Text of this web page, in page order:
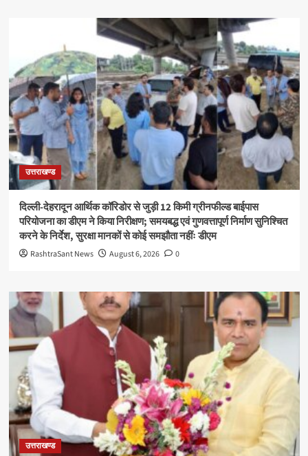
उत्तराखण्ड
दिल्ली-देहरादून आर्थिक कॉरिडोर से जुड़ी 12 किमी ग्रीनफील्ड बाईपास
परियोजना का डीएम ने किया निरीक्षण; समयबद्ध एवं गुणवत्तापूर्ण निर्माण सुनिश्चित
करने के निर्देश, सुरक्षा मानकों से कोई समझौता नहींः डीएम
RashtraSant News August 6, 2026 0
उत्तराखण्ड